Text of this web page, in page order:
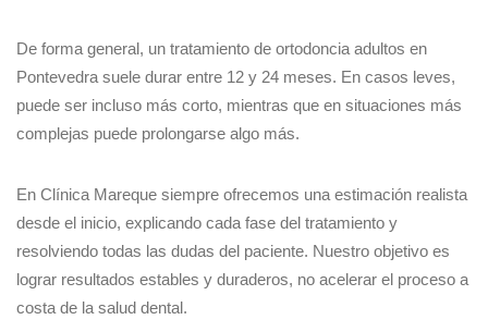
De forma general, un tratamiento de ortodoncia adultos en
Pontevedra suele durar entre 12 y 24 meses. En casos leves,
puede ser incluso más corto, mientras que en situaciones más
complejas puede prolongarse algo más.
En Clínica Mareque siempre ofrecemos una estimación realista
desde el inicio, explicando cada fase del tratamiento y
resolviendo todas las dudas del paciente. Nuestro objetivo es
lograr resultados estables y duraderos, no acelerar el proceso a
costa de la salud dental.